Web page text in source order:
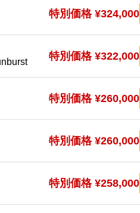
特別価格 ¥324,000
特別価格 ¥322,000
特別価格 ¥260,000
特別価格 ¥260,000
特別価格 ¥258,000